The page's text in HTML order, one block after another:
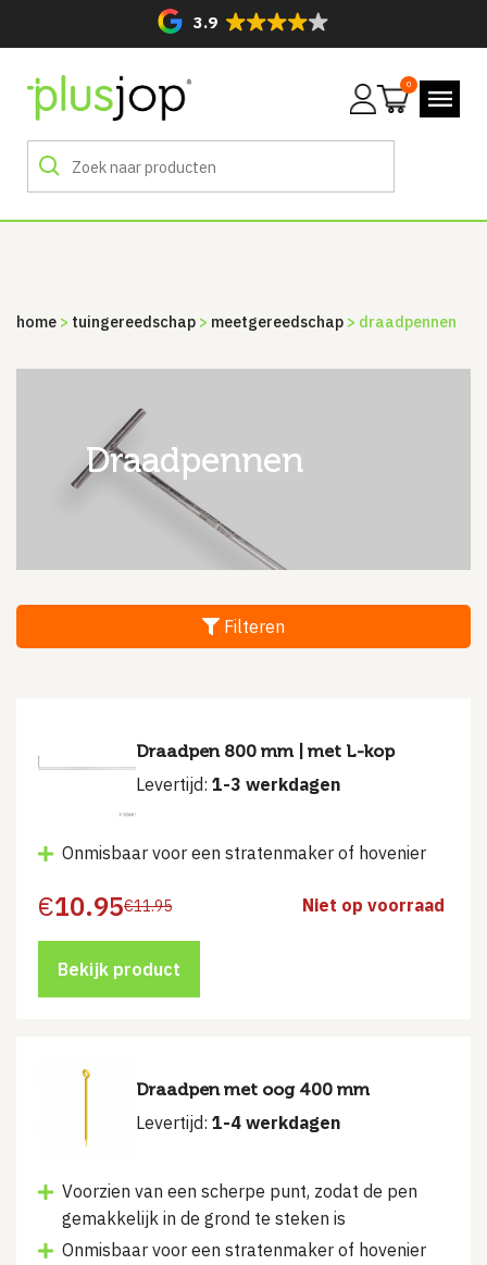
3.9
Mijn
0
home > tuingereedschap > meetgereedschap > draadpennen
draadpennen
Filteren
Draadpen 800 mm | met L-kop
Levertijd: 1-3 werkdagen
Onmisbaar voor een stratenmaker of hovenier
€11.95
Oorspronkelijke
was:
€11.95.
€10.95
Huidige
is:
€10.95.
Niet op voorraad
Bekijk product
Draadpen met oog 400 mm
Levertijd: 1-4 werkdagen
Voorzien van een scherpe punt, zodat de pen
gemakkelijk in de grond te steken is
Onmisbaar voor een stratenmaker of hovenier